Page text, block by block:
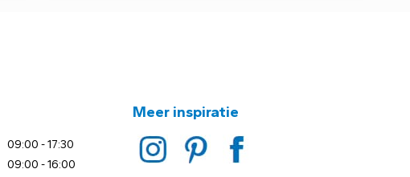
09:00 - 17:30
09:00 - 16:00
Meer inspiratie